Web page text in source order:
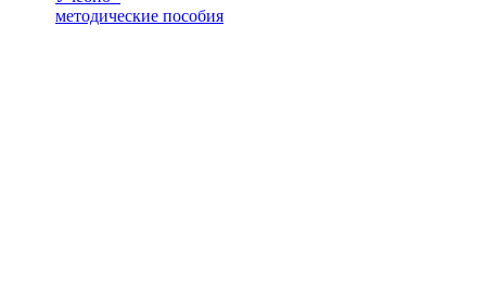
методические пособия